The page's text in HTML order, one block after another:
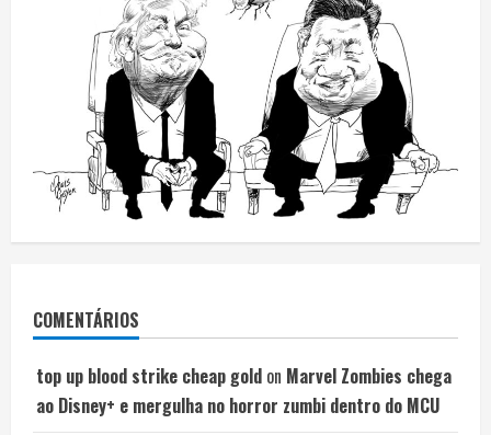
COMENTÁRIOS
top up blood strike cheap gold on Marvel Zombies chega
ao Disney+ e mergulha no horror zumbi dentro do MCU